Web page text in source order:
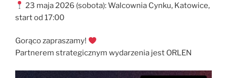
23 maja 2026 (sobota): Walcownia Cynku, Katowice,
start od 17:00
Gorąco zapraszamy!
Partnerem strategicznym wydarzenia jest ORLEN